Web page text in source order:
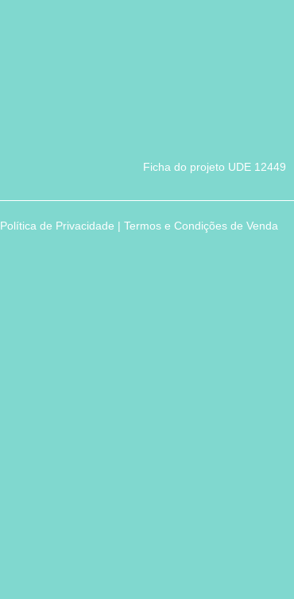
Ficha do projeto UDE 12449
Política de Privacidade | Termos e Condições de Venda